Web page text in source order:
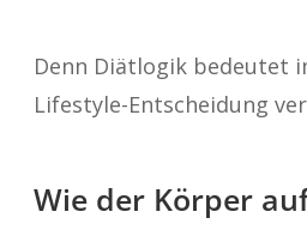
Denn Diätlogik bedeutet
Lifestyle-Entscheidung
Wie der Körper